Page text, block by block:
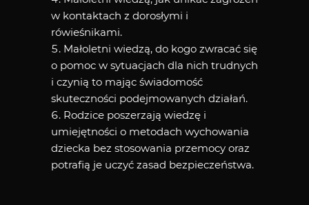
w kontaktach z dorosłymi i
rówieśnikami.
Małoletni wiedzą, do kogo zwracać się
o pomoc w sytuacjach dla nich trudnych
i czynią to mając świadomość
skuteczności podejmowanych działań.
Rodzice poszerzają wiedzę i
umiejętności o metodach wychowania
dziecka bez stosowania przemocy oraz
potrafią je uczyć zasad bezpieczeństwa.